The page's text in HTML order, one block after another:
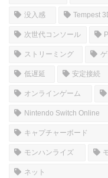
没入感 Tempest
次世代コンソール
ストリーミング
低遅延 安定接続
オンラインゲーム
Nintendo Switch Online
キャプチャーボード
モンハンライズ
ネット